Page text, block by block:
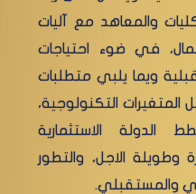
والمعاهد مع آليات
في ضوء احتياجات
ويما يلبي متطلبات
التكنولوجية،
الاستثمارية
وطويلة الاجل، والتطور
والمستقبلي.